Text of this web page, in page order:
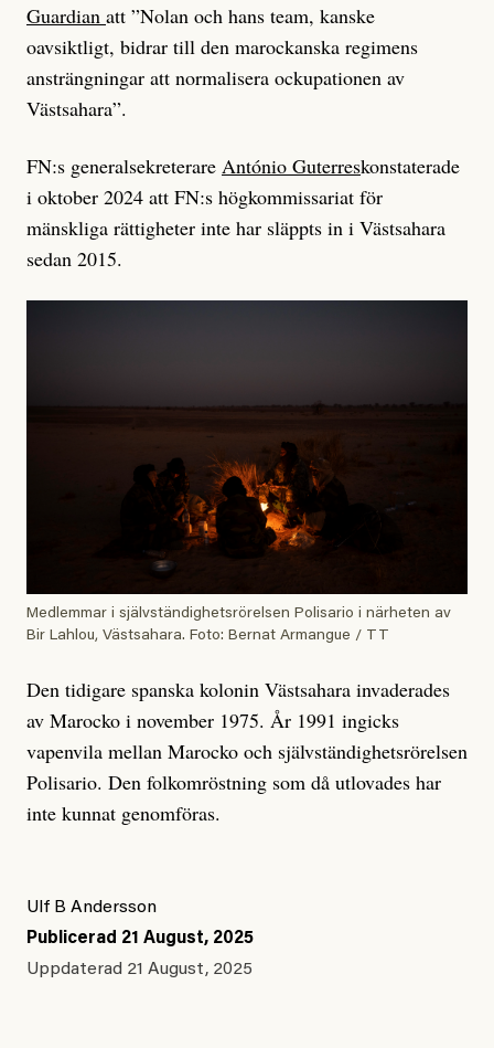
Guardian att ”Nolan och hans team, kanske
oavsiktligt, bidrar till den marockanska regimens
ansträngningar att normalisera ockupationen av
Västsahara”.
FN:s generalsekreterare António Guterreskonstaterade
i oktober 2024 att FN:s högkommissariat för
mänskliga rättigheter inte har släppts in i Västsahara
sedan 2015.
Medlemmar i självständighetsrörelsen Polisario i närheten av
Bir Lahlou, Västsahara. Foto: Bernat Armangue / TT
Den tidigare spanska kolonin Västsahara invaderades
av Marocko i november 1975. År 1991 ingicks
vapenvila mellan Marocko och självständighetsrörelsen
Polisario. Den folkomröstning som då utlovades har
inte kunnat genomföras.
Ulf B Andersson
Publicerad 21 August, 2025
Uppdaterad 21 August, 2025